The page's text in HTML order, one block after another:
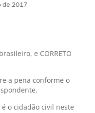
de 2017
e CORRETO
a pena conforme o
o cidadão civil neste